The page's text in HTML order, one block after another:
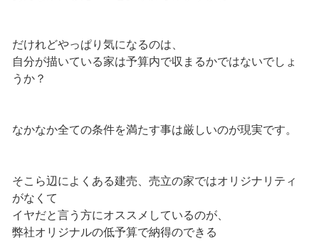
だけれどやっぱり気になるのは、
自分が描いている家は予算内で収まるかではないでしょ
うか？
なかなか全ての条件を満たす事は厳しいのが現実です。
そこら辺によくある建売、売立の家ではオリジナリティ
がなくて
イヤだと言う方にオススメしているのが、
弊社オリジナルの低予算で納得のできる